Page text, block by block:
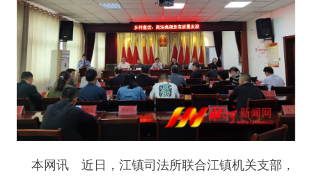
本网讯 近日，江镇司法所联合江镇机关支部，